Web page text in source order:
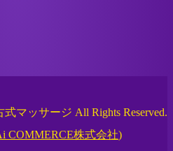
マッサージ All Rights Reserved.
COMMERCE株式会社)